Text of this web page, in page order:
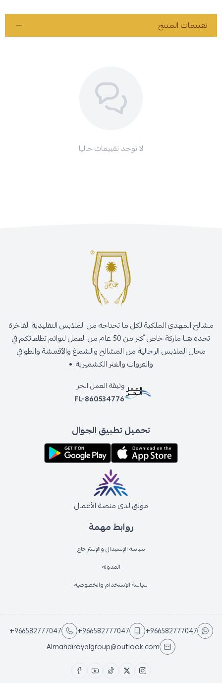
تقييمات المنتج
لا توجد تقييمات حاليا
روابط مهمة
سياسة الإستبدال والإسترجاع
المدونة
سياسة الإستخدام والخصوصية
مشالح المهدي الملكية لكل ما تحتاجه من الملابس التقليدية الفاخرة
تجده هنا ماركة خاص أكثر من 50 عام من العمل لتوائم تطلعاتكم في
مجال الملابس الرجالية من المشالح والشماغ والأقمشة والطواقي
والفروات والغتر الكشميرية .•
وثيقة العمل الحر
FL-860534776
تحميل تطبيق الجوال
موثق لدى منصة الأعمال
+966582777047
+966582777047
+966582777047
Almahdiroyalgroup@outlook.com